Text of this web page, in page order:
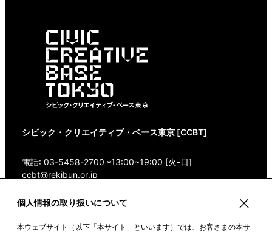
個人情報の取り扱いについて
本ウェブサイト（以下「本サイト」といいます）では、お客さまの本サ
シビック・クリエイティブ・ベース東京 [CCBT]
電話: 03-5458-2700 *13:00~19:00 [火-日]
ccbt@rekibun.or.jp
〒150-0001 東京都渋谷区神宮前1-14-4 1/1(ONE)